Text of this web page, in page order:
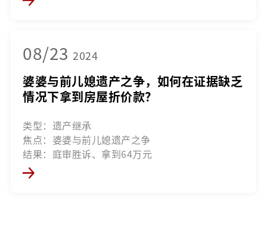
08/23 2024
婆婆与前儿媳遗产之争，如何在证据缺乏
情况下拿到房屋折价款？
类型：遗产继承
焦点：婆婆与前儿媳遗产之争
结果：庭审胜诉、拿到64万元